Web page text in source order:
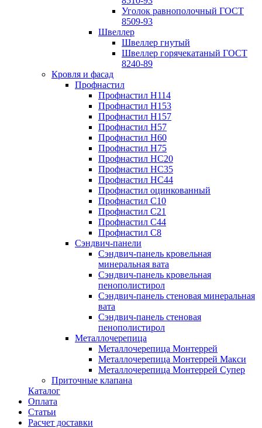
Уголок равнополочный ГОСТ
8509-93
Швеллер
Швеллер гнутый
Швеллер горячекатаный ГОСТ
8240-89
Кровля и фасад
Профнастил
Профнастил Н114
Профнастил Н153
Профнастил Н157
Профнастил Н57
Профнастил Н60
Профнастил Н75
Профнастил НС20
Профнастил НС35
Профнастил НС44
Профнастил оцинкованный
Профнастил С10
Профнастил С21
Профнастил С44
Профнастил С8
Сэндвич-панели
Сэндвич-панель кровельная
минеральная вата
Сэндвич-панель кровельная
пенополистирол
Сэндвич-панель стеновая минеральная
вата
Сэндвич-панель стеновая
пенополистирол
Металлочерепица
Металлочерепица Монтеррей
Металлочерепица Монтеррей Макси
Металлочерепица Монтеррей Супер
Приточные клапана
Каталог
Оплата
Статьи
Расчет доставки